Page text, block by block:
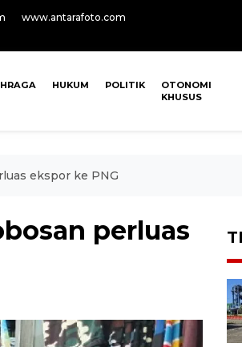
www.antarafoto.com
HUKUM POLITIK
OTONOMI
KHUSUS
ekspor ke PNG
perluas